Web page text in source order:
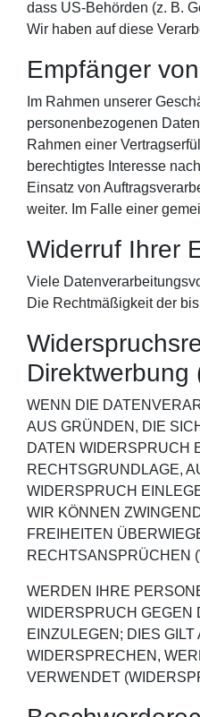
dass US-Behörden (z. B.
Wir haben auf diese
Empfänger
Im Rahmen unserer
personenbezogenen
Rahmen einer
berechtigtes Interesse
Einsatz von
weiter. Im Falle einer
Widerruf Ihrer
Viele
Die Rechtmäßigkeit der
Direktwerbung
WENN DIE
AUS GRÜNDEN, DIE
DATEN WIDERSPRUCH
RECHTSGRUNDLAGE,
WIDERSPRUCH
WIR KÖNNEN
FREIHEITEN
RECHTSANSPRÜCHEN
WERDEN IHRE
WIDERSPRUCH GEGEN
EINZULEGEN; DIES
WIDERSPRECHEN,
VERWENDET